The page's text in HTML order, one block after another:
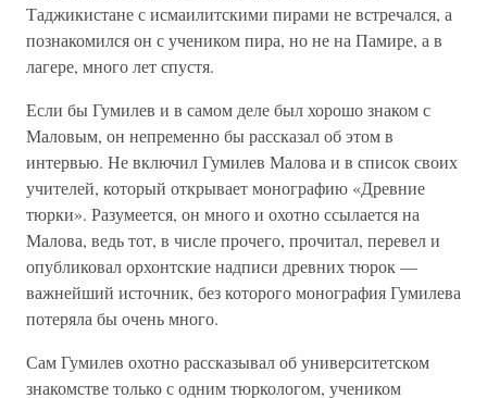
Таджикистане с исмаилитскими пирами не встречался, а
познакомился он с учеником пира, но не на Памире, а в
лагере, много лет спустя.
Если бы Гумилев и в самом деле был хорошо знаком с
Маловым, он непременно бы рассказал об этом в
интервью. Не включил Гумилев Малова и в список своих
учителей, который открывает монографию «Древние
тюрки». Разумеется, он много и охотно ссылается на
Малова, ведь тот, в числе прочего, прочитал, перевел и
опубликовал орхонтские надписи древних тюрок —
важнейший источник, без которого монография Гумилева
потеряла бы очень много.
Сам Гумилев охотно рассказывал об университетском
знакомстве только с одним тюркологом, учеником